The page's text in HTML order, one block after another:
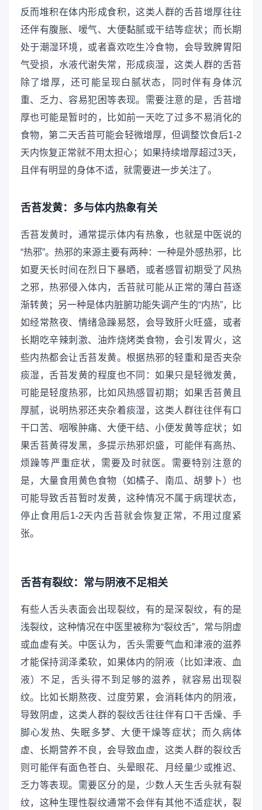
反而堆积在体内形成食积，这类人群的舌苔增厚往往
还伴有腹胀、嗳气、大便黏腻或干结等症状；而长期
处于潮湿环境，或者喜欢吃生冷食物，会导致脾胃阳
气受损，水液代谢失常，形成痰湿，这类人群的舌苔
除了增厚，还可能呈现白腻状态，同时伴有身体沉
重、乏力、容易犯困等表现。需要注意的是，舌苔增
厚也可能是暂时的，比如前一天吃了过多不易消化的
食物，第二天舌苔可能会轻微增厚，但调整饮食后1-2
天内恢复正常就不用太担心；如果持续增厚超过3天，
且伴有明显的身体不适，就需要进一步关注了。
舌苔发黄：多与体内热象有关
舌苔发黄时，通常提示体内有热象，也就是中医说的
“热邪”。热邪的来源主要有两种：一种是外感热邪，比
如夏天长时间在烈日下暴晒，或者感冒初期受了风热
之邪，热邪侵入体内，舌苔就可能从正常的薄白苔逐
渐转黄；另一种是体内脏腑功能失调产生的“内热”，比
如经常熬夜、情绪急躁易怒，会导致肝火旺盛，或者
长期吃辛辣刺激、油炸烧烤类食物，会引发胃火，这
些内热都会让舌苔发黄。根据热邪的轻重和是否夹杂
痰湿，舌苔发黄的程度也不同：如果只是轻微发黄，
可能是轻度热邪，比如风热感冒初期；如果舌苔黄且
厚腻，说明热邪还夹杂着痰湿，这类人群往往伴有口
干口苦、咽喉肿痛、大便干结、小便发黄等症状；如
果舌苔黄得发黑，多提示热邪炽盛，可能伴有高热、
烦躁等严重症状，需要及时就医。需要特别注意的
是，大量食用黄色食物（如橘子、南瓜、胡萝卜）也
可能导致舌苔暂时发黄，这种情况不属于病理状态，
停止食用后1-2天内舌苔就会恢复正常，不用过度紧
张。
舌苔有裂纹：常与阴液不足相关
有些人舌头表面会出现裂纹，有的是深裂纹，有的是
浅裂纹，这种情况在中医里被称为“裂纹舌”，常与阴虚
或血虚有关。中医认为，舌头需要气血和津液的滋养
才能保持润泽柔软，如果体内的阴液（比如津液、血
液）不足，舌头得不到足够的滋养，就容易出现裂
纹。比如长期熬夜、过度劳累，会消耗体内的阴液，
导致阴虚，这类人群的裂纹舌往往伴有口干舌燥、手
脚心发热、失眠多梦、大便干燥等症状；而久病体
虚、长期营养不良，会导致血虚，这类人群的裂纹舌
则可能伴有面色苍白、头晕眼花、月经量少或推迟、
乏力等表现。需要区分的是，少数人天生舌头就有裂
纹，这种生理性裂纹通常不会伴有其他不适症状，裂